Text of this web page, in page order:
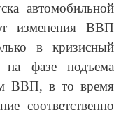
автомобильной
изменения ВВП
в кризисный
на фазе подъема
ВВП, в то время
соответственно